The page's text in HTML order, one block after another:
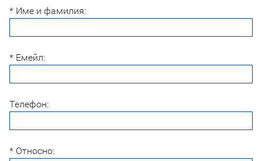
* Име и фамилия:
* Емейл:
Телефон:
* Относно: